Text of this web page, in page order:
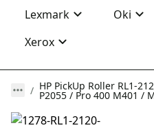
Lexmark
Oki
Xerox
HP PickUp Roller RL1-
P2055 / Pro 400 M401 /